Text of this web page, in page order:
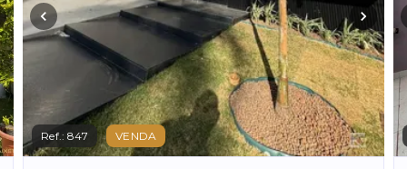
Ref.:847 VENDA